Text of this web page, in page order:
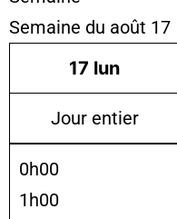
Semaine du août 17
17 lun
Jour entier
0h00
1h00